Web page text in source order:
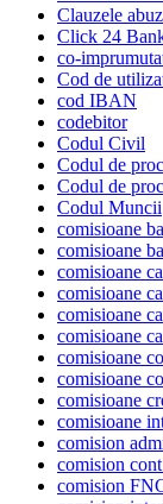
Clauzele
Click 24
co-
Cod de
cod IBAN
codebitor
Codul Civil
Codul de
Codul de
Codul Muncii
comisioane
comisioane
comisioane
comisioane
comisioane
comisioane
comisioane
comisioane
comisioane
comisioane
comision
comision
comision